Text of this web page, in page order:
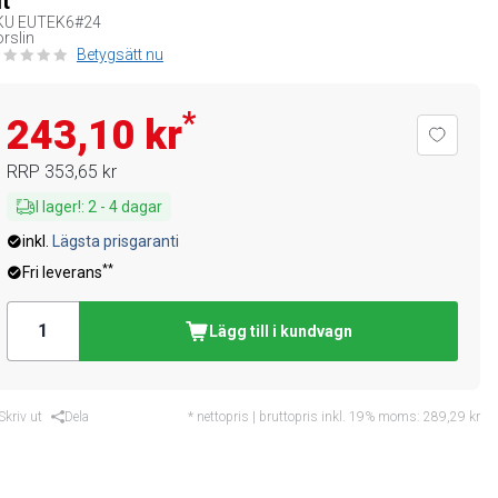
EUTEK6#24
Betygsätt nu
243,10 kr*
RRP 353,65 kr
I lager!: 2 - 4dagar
inkl.
Lägsta prisgaranti
Fri leverans**
Lägg till i kundvagn
ut Dela * nettopris | bruttopris inkl. 19% moms: 289,29 kr